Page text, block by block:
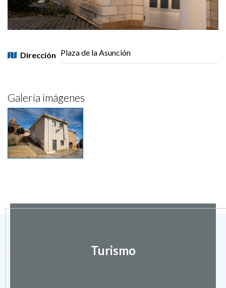
Dirección Plaza de la Asunción
Galería imágenes
Turismo